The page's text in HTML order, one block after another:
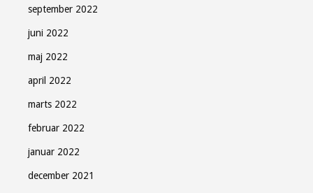
september 2022
juni 2022
maj 2022
april 2022
marts 2022
februar 2022
januar 2022
december 2021